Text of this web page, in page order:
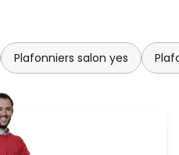
Plafonniers salon yes